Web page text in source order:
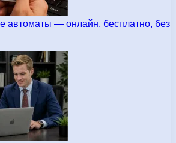
автоматы — онлайн, бесплатно, без